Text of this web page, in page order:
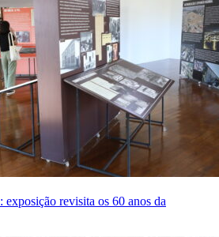
exposição revisita os 60 anos da